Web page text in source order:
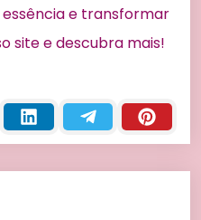
e transformar
site e descubra mais!